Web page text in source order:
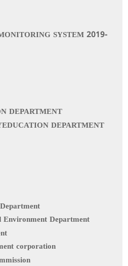
SYSTEM 2019-
DEPARTMENT
DEPARTMENT
Environment Department
corporation